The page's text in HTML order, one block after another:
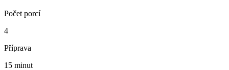
Počet porcí
4
Příprava
15 minut